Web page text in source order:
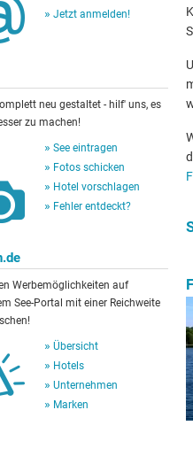
Jetzt anmelden!
neu gestaltet - hilf' uns, es
zu machen!
See eintragen
Fotos schicken
Hotel vorschlagen
Fehler entdeckt?
Werbemöglichkeiten auf
See-Portal mit einer Reichweite
Übersicht
Hotels
Unternehmen
Marken